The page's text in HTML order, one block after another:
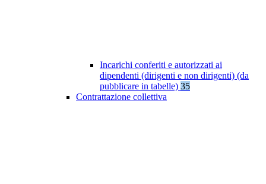
Incarichi conferiti e autorizzati ai
dipendenti (dirigenti e non dirigenti) (da
pubblicare in tabelle) 35
Contrattazione collettiva